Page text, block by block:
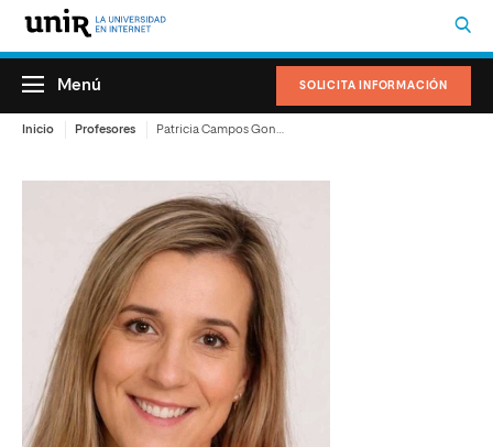
SOLICITA INFORMACIÓN
Menú
Inicio Profesores